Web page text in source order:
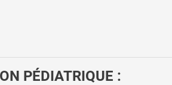
PÉDIATRIQUE :